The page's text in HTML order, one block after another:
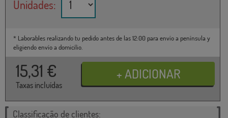
Unidades:
* Laborables realizando tu pedido antes de las 12:00 para envío a península y
eligiendo envío a domicilio.
15,31 €
Taxas incluídas
Classificação de clientes: